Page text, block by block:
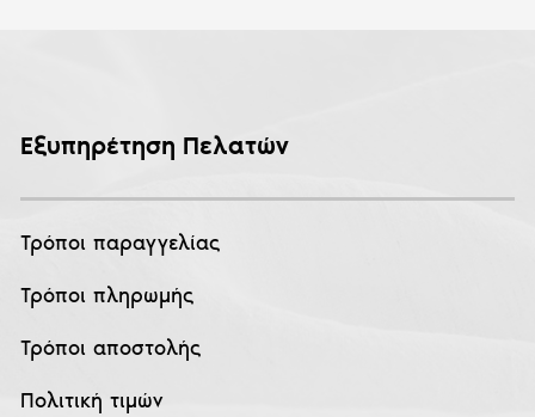
Εξυπηρέτηση Πελατών
Τρόποι παραγγελίας
Τρόποι πληρωμής
Τρόποι αποστολής
Πολιτική τιμών